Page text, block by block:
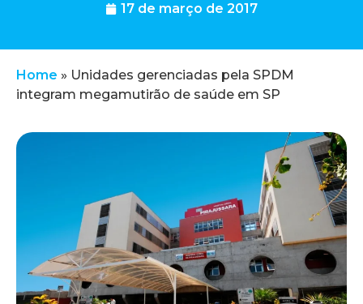
17 de março de 2017
Home » Unidades gerenciadas pela SPDM
integram megamutirão de saúde em SP